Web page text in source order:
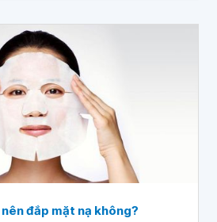
đắp mặt nạ không?